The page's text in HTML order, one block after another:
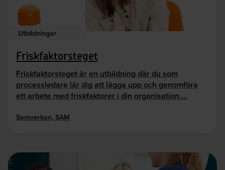
Utbildningar
Friskfaktorsteget
Friskfaktorsteget är en utbildning där du som
processledare lär dig att lägga upp och genomföra
ett arbete med friskfaktorer i din organisation.…
Samverkan, SAM